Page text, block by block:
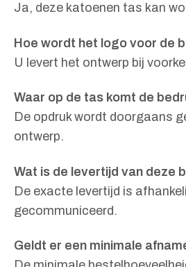
Ja, deze katoenen tas kan
Hoe wordt het logo voor de
U levert het ontwerp bij
Waar op de tas komt de
De opdruk wordt doorgaans
ontwerp.
Wat is de levertijd van deze
De exacte levertijd is
gecommuniceerd.
Geldt er een minimale